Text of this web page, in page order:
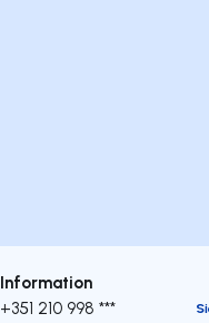
Information
+351 210 998 ***